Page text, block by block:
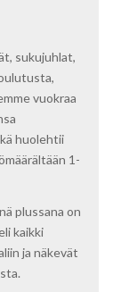
sukujuhlat,
vuokraa
huolehtii
1-
plussana on
kaikki
ja näkevät